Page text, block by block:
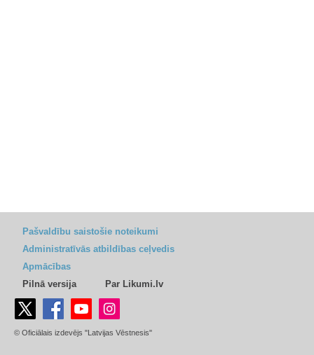
Pašvaldību saistošie noteikumi
Administratīvās atbildības ceļvedis
Apmācības
Pilnā versija
Par Likumi.lv
© Oficiālais izdevējs "Latvijas Vēstnesis"